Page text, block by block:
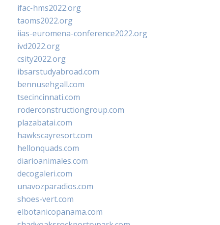
ifac-hms2022.org
taoms2022.org
iias-euromena-conference2022.org
ivd2022.org
csity2022.org
ibsarstudyabroad.com
bennusehgall.com
tsecincinnati.com
roderconstructiongroup.com
plazabatai.com
hawkscayresort.com
hellonquads.com
diarioanimales.com
decogaleri.com
unavozparadios.com
shoes-vert.com
elbotanicopanama.com